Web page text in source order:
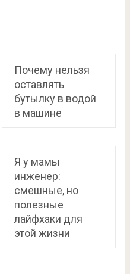
Почему нельзя
оставлять
бутылку в водой
в машине
Я у мамы
инженер:
смешные, но
полезные
лайфхаки для
этой жизни